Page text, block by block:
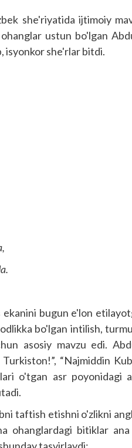
she'riyatida ijtimoiy
ustun bo'lgan
isyonkor she'rlar bitdi.
bugun e'lon
bo'lgan intilish,
asosiy mavzu edi.
“Najmiddin
o'tgan asr poyonidagi
taftish etishni o'zlikni
ohanglardagi bitiklar